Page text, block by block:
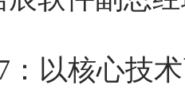
：以核心技